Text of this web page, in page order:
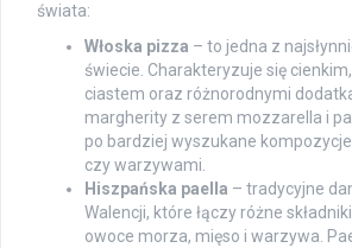
świata:
Włoska pizza – to jedna z
świecie. Charakteryzuje się
ciastem oraz różnorodnymi
margherity z serem mozzarella i
po bardziej wyszukane
czy warzywami.
Hiszpańska paella – tradycyjne
Walencji, które łączy różne
owoce morza, mięso i warzywa.